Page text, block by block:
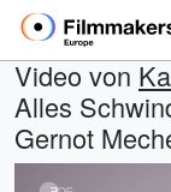
Video von
Alles
Gernot